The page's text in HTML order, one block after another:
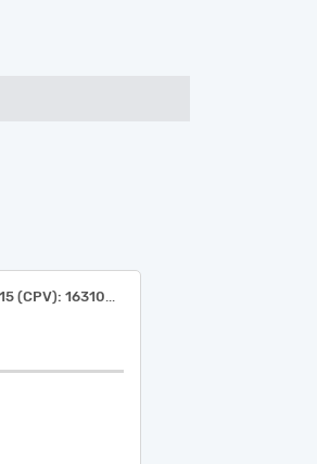
Електротример за ДК 021:2015 (CPV): 16310000-1 - Косарки